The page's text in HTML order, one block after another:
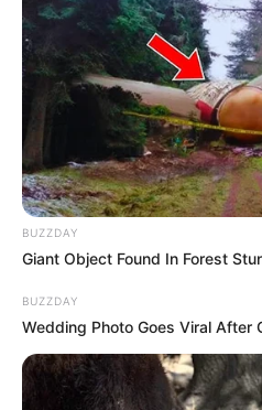
BUZZDAY
Giant Object Found In Forest
BUZZDAY
Wedding Photo Goes Viral After